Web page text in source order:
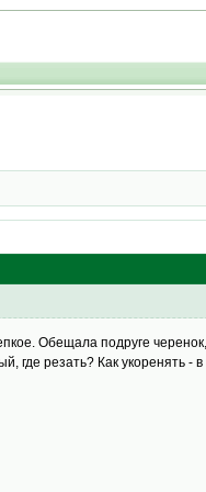
Обещала подруге
где резать? Как укоренять -